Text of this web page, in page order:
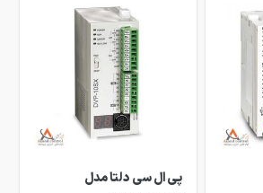
پی ال سی دلتا مدل